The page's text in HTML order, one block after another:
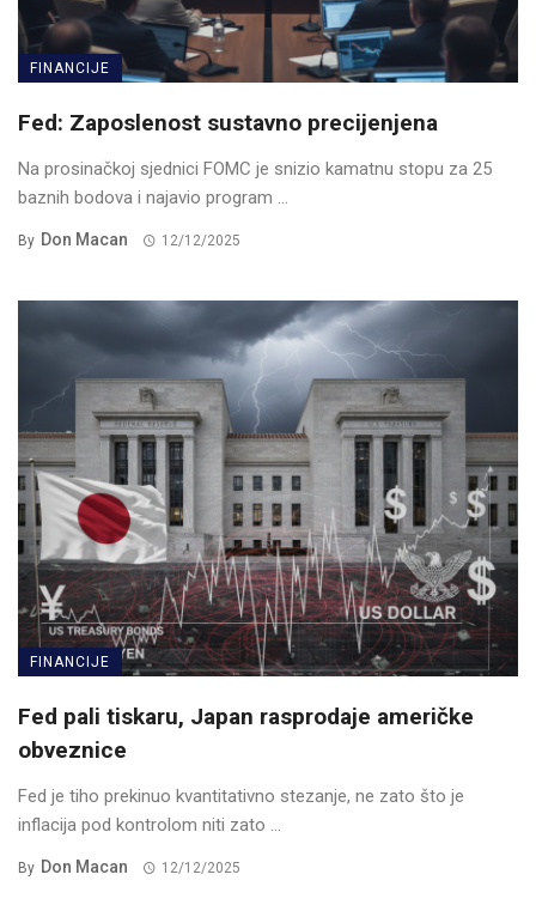
FINANCIJE
Fed: Zaposlenost sustavno precijenjena
Na prosinačkoj sjednici FOMC je snizio kamatnu stopu za 25
baznih bodova i najavio program ...
By Don Macan 12/12/2025
FINANCIJE
Fed pali tiskaru, Japan rasprodaje američke
obveznice
Fed je tiho prekinuo kvantitativno stezanje, ne zato što je
inflacija pod kontrolom niti zato ...
By Don Macan 12/12/2025